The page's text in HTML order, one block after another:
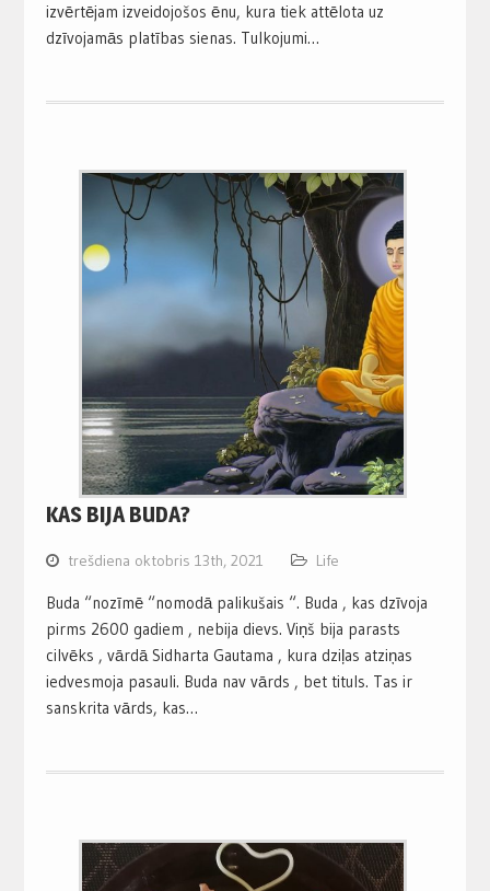
izvērtējam izveidojošos ēnu, kura tiek attēlota uz
dzīvojamās platības sienas. Tulkojumi…
KAS BIJA BUDA?
trešdiena oktobris 13th, 2021 Life
Buda “nozīmē “nomodā palikušais “. Buda , kas dzīvoja
pirms 2600 gadiem , nebija dievs. Viņš bija parasts
cilvēks , vārdā Sidharta Gautama , kura dziļas atziņas
iedvesmoja pasauli. Buda nav vārds , bet tituls. Tas ir
sanskrita vārds, kas…